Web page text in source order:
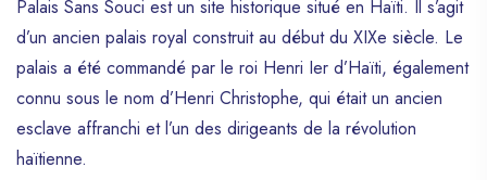
Palais Sans Souci est un site historique situé en Haïti. Il s’agit
d’un ancien palais royal construit au début du XIXe siècle. Le
palais a été commandé par le roi Henri Ier d’Haïti, également
connu sous le nom d’Henri Christophe, qui était un ancien
esclave affranchi et l’un des dirigeants de la révolution
haïtienne.